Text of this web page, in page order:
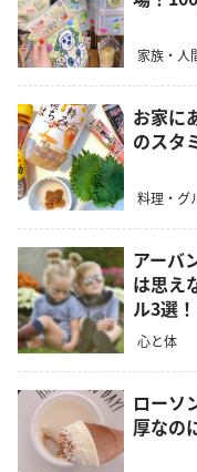
家族・人
お家に
のスタ
料理・グ
アーバ
は思え
ル3選！
心と体
ローソ
厚なの